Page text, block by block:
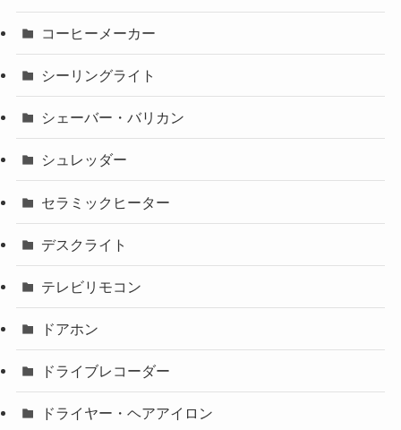
コーヒーメーカー
シーリングライト
シェーバー・バリカン
シュレッダー
セラミックヒーター
デスクライト
テレビリモコン
ドアホン
ドライブレコーダー
ドライヤー・ヘアアイロン